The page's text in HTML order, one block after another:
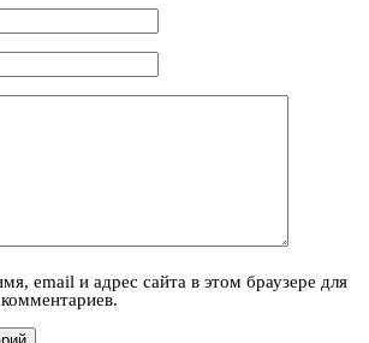
email и адрес сайта в этом браузере для